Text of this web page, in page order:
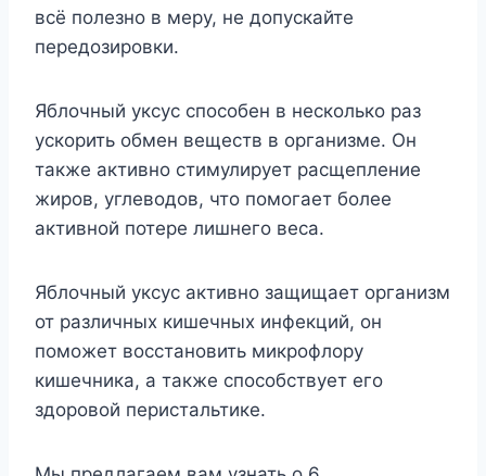
всё полезно в меру, не допускайте
передозировки.
Яблочный уксус способен в несколько раз
ускорить обмен веществ в организме. Он
также активно стимулирует расщепление
жиров, углеводов, что помогает более
активной потере лишнего веса.
Яблочный уксус активно защищает организм
от различных кишечных инфекций, он
поможет восстановить микрофлору
кишечника, а также способствует его
здоровой перистальтике.